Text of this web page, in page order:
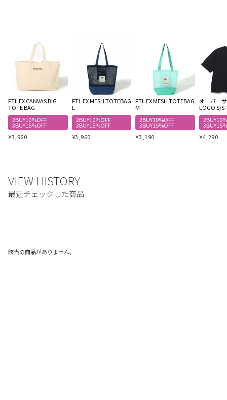
FTL EX CANVAS BIG
TOTE BAG
2BUY10%OFF
3BUY15%OFF
¥3,960
FTL EX MESH TOTEBAG
L
2BUY10%OFF
3BUY15%OFF
¥3,960
FTL EX MESH TOTEBAG
M
2BUY10%OFF
3BUY15%OFF
¥3,190
オーバー
LOGO S/S
¥4,290
該当の商品がありません。